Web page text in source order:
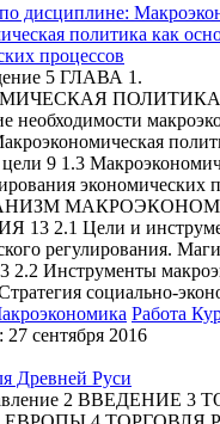
по дисциплине:
политика как
процессов
5 ГЛАВА 1.
ПОЛИТИКА
необходимости
9 1.3
экономических
13 2.1 Цели и
регулирования.
2.2 Инструменты
социально-
Работа
: 27 сентября 2016
Древней Руси
2 ВВЕДЕНИЕ 3